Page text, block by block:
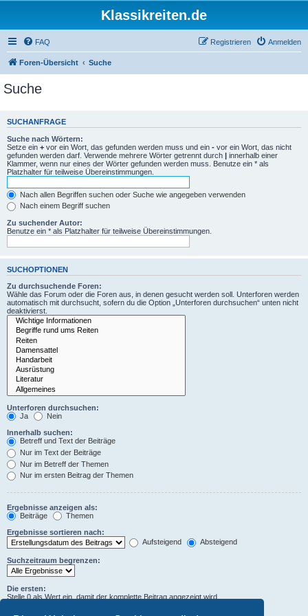
Klassikreiten.de
FAQ Anmelden
Registrieren
Foren-Übersicht Suche
Suche
SUCHANFRAGE
Suche nach Wörtern:
Setze ein + vor ein Wort, das gefunden werden muss und ein - vor ein Wort, das nicht
gefunden werden darf. Verwende mehrere Wörter getrennt durch | innerhalb einer
Klammer, wenn nur eines der Wörter gefunden werden muss. Benutze ein * als
Platzhalter für teilweise Übereinstimmungen.
Nach allen Begriffen suchen oder Suche wie angegeben verwenden
Nach einem Begriff suchen
Zu suchender Autor:
Benutze ein * als Platzhalter für teilweise Übereinstimmungen.
SUCHOPTIONEN
Zu durchsuchende Foren:
Wähle das Forum oder die Foren aus, in denen gesucht werden soll. Unterforen werden
automatisch mit durchsucht, sofern du die Option „Unterforen durchsuchen“ unten nicht
deaktivierst.
Unterforen durchsuchen:
Ja
Nein
Innerhalb suchen:
Betreff und Text der Beiträge
Nur im Text der Beiträge
Nur im Betreff der Themen
Nur im ersten Beitrag der Themen
Ergebnisse anzeigen als:
Beiträge
Themen
Ergebnisse sortieren nach:
Aufsteigend
Absteigend
Suchzeitraum begrenzen:
Die ersten:
Stelle 0 als Wert ein, damit der komplette Beitrag angezeigt wird.